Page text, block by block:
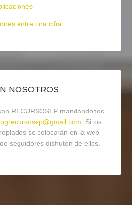
entre una cifra
NOSOTROS
RECURSOSEP mandándonos
. Si los
se colocarán en la web
seguidores disfruten de ellos.